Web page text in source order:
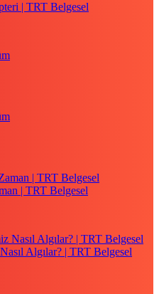
| TRT Belgesel
| TRT Belgesel
Algılar? | TRT Belgesel